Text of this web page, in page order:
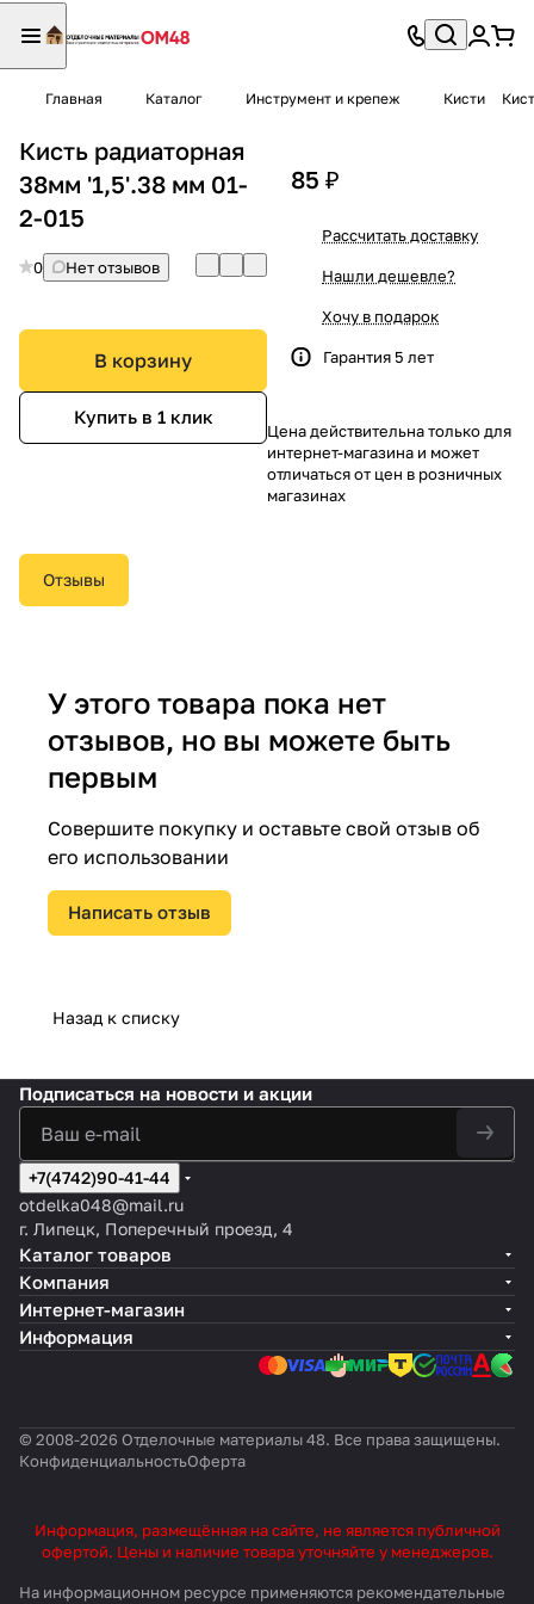
Главная Каталог Инструмент и крепеж Кисти
Кисть радиаторная
38мм '1,5'.38 мм 01-
2-015
0 Нет отзывов
В корзину
Купить в 1 клик
85 ₽
Рассчитать доставку
Нашли дешевле?
Хочу в подарок
Гарантия 5 лет
Цена действительна только для
интернет-магазина и может
отличаться от цен в розничных
магазинах
Отзывы
У этого товара пока нет
отзывов, но вы можете быть
первым
Совершите покупку и оставьте свой отзыв об
его использовании
Написать отзыв
Назад к списку
Подписаться на новости и акции
+7(4742)90-41-44
otdelka048@mail.ru
г. Липецк, Поперечный проезд, 4
Каталог товаров
Компания
Интернет-магазин
Информация
© 2008-2026 Отделочные материалы 48. Все права защищены.
КонфиденциальностьОферта
Информация, размещённая на сайте, не является публичной
офертой. Цены и наличие товара уточняйте у менеджеров.
На информационном ресурсе применяются рекомендательные